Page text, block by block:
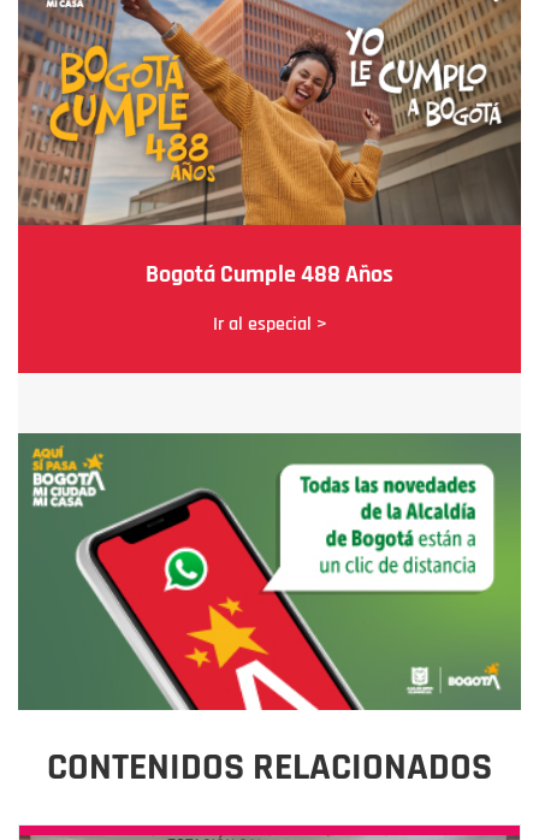
Bogotá Cumple 488 Años
Ir al especial >
CONTENIDOS RELACIONADOS